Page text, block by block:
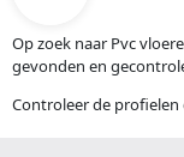
Op zoek naar Pvc
gevonden en
Controleer de profielen